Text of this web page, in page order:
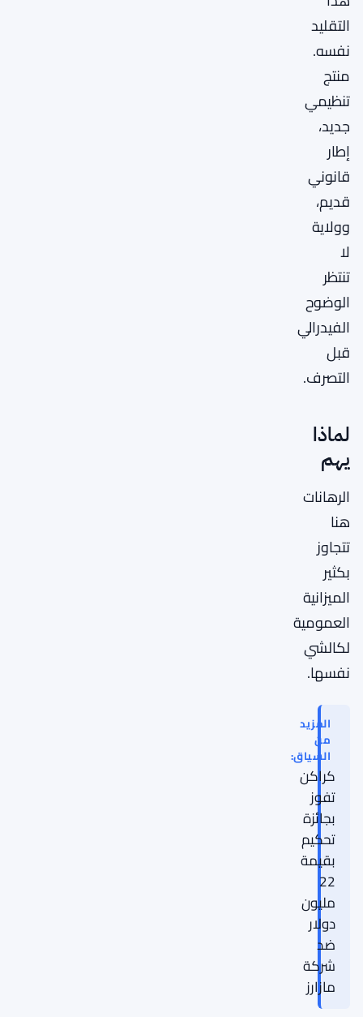
التقليد
نفسه.
منتج
تنظيمي
جديد،
إطار
قانوني
قديم،
وولاية
لا
تنتظر
الوضوح
الفيدرالي
قبل
التصرف.
لماذا
يهم
الرهانات
هنا
تتجاوز
بكثير
الميزانية
العمومية
لكالشي
نفسها.
المزيد
من
السياق:
كراكن
تفوز
بجائزة
تحكيم
بقيمة
22
مليون
دولار
ضد
شركة
مازارز